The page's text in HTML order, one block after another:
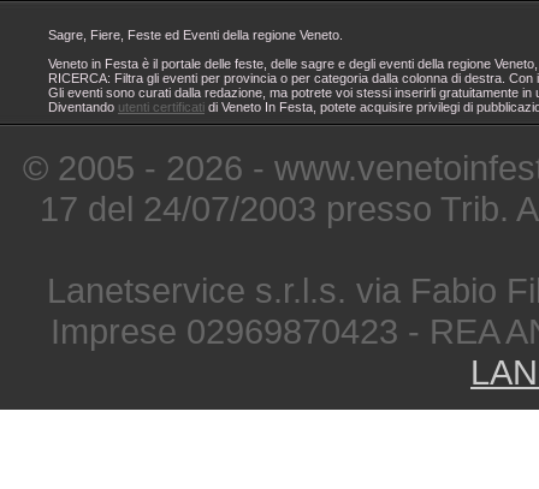
Sagre, Fiere, Feste ed Eventi della regione Veneto.
Veneto in Festa è il portale delle feste, delle sagre e degli eventi della regione
RICERCA: Filtra gli eventi per provincia o per categoria dalla colonna di destra.
Gli eventi sono curati dalla redazione, ma potrete voi stessi inserirli gratuitamente
Diventando utenti certificati di Veneto In Festa, potete acquisire privilegi di
© 2005 - 2026 -
17 del 24/07/2003 presso Trib.
Lanetservice s.r.l.s. via Fabio
Imprese 02969870423 - REA